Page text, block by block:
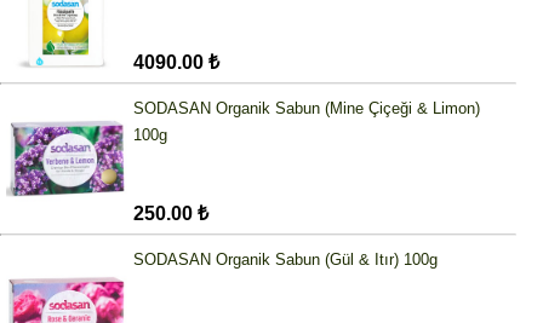
4090.00 ₺
SODASAN Organik Sabun (Mine Çiçeği & Limon)
100g
250.00 ₺
SODASAN Organik Sabun (Gül & Itır) 100g